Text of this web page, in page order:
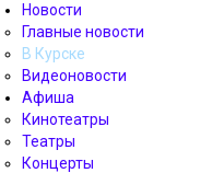
Новости
Главные новости
В Курске
Видеоновости
Афиша
Кинотеатры
Театры
Концерты